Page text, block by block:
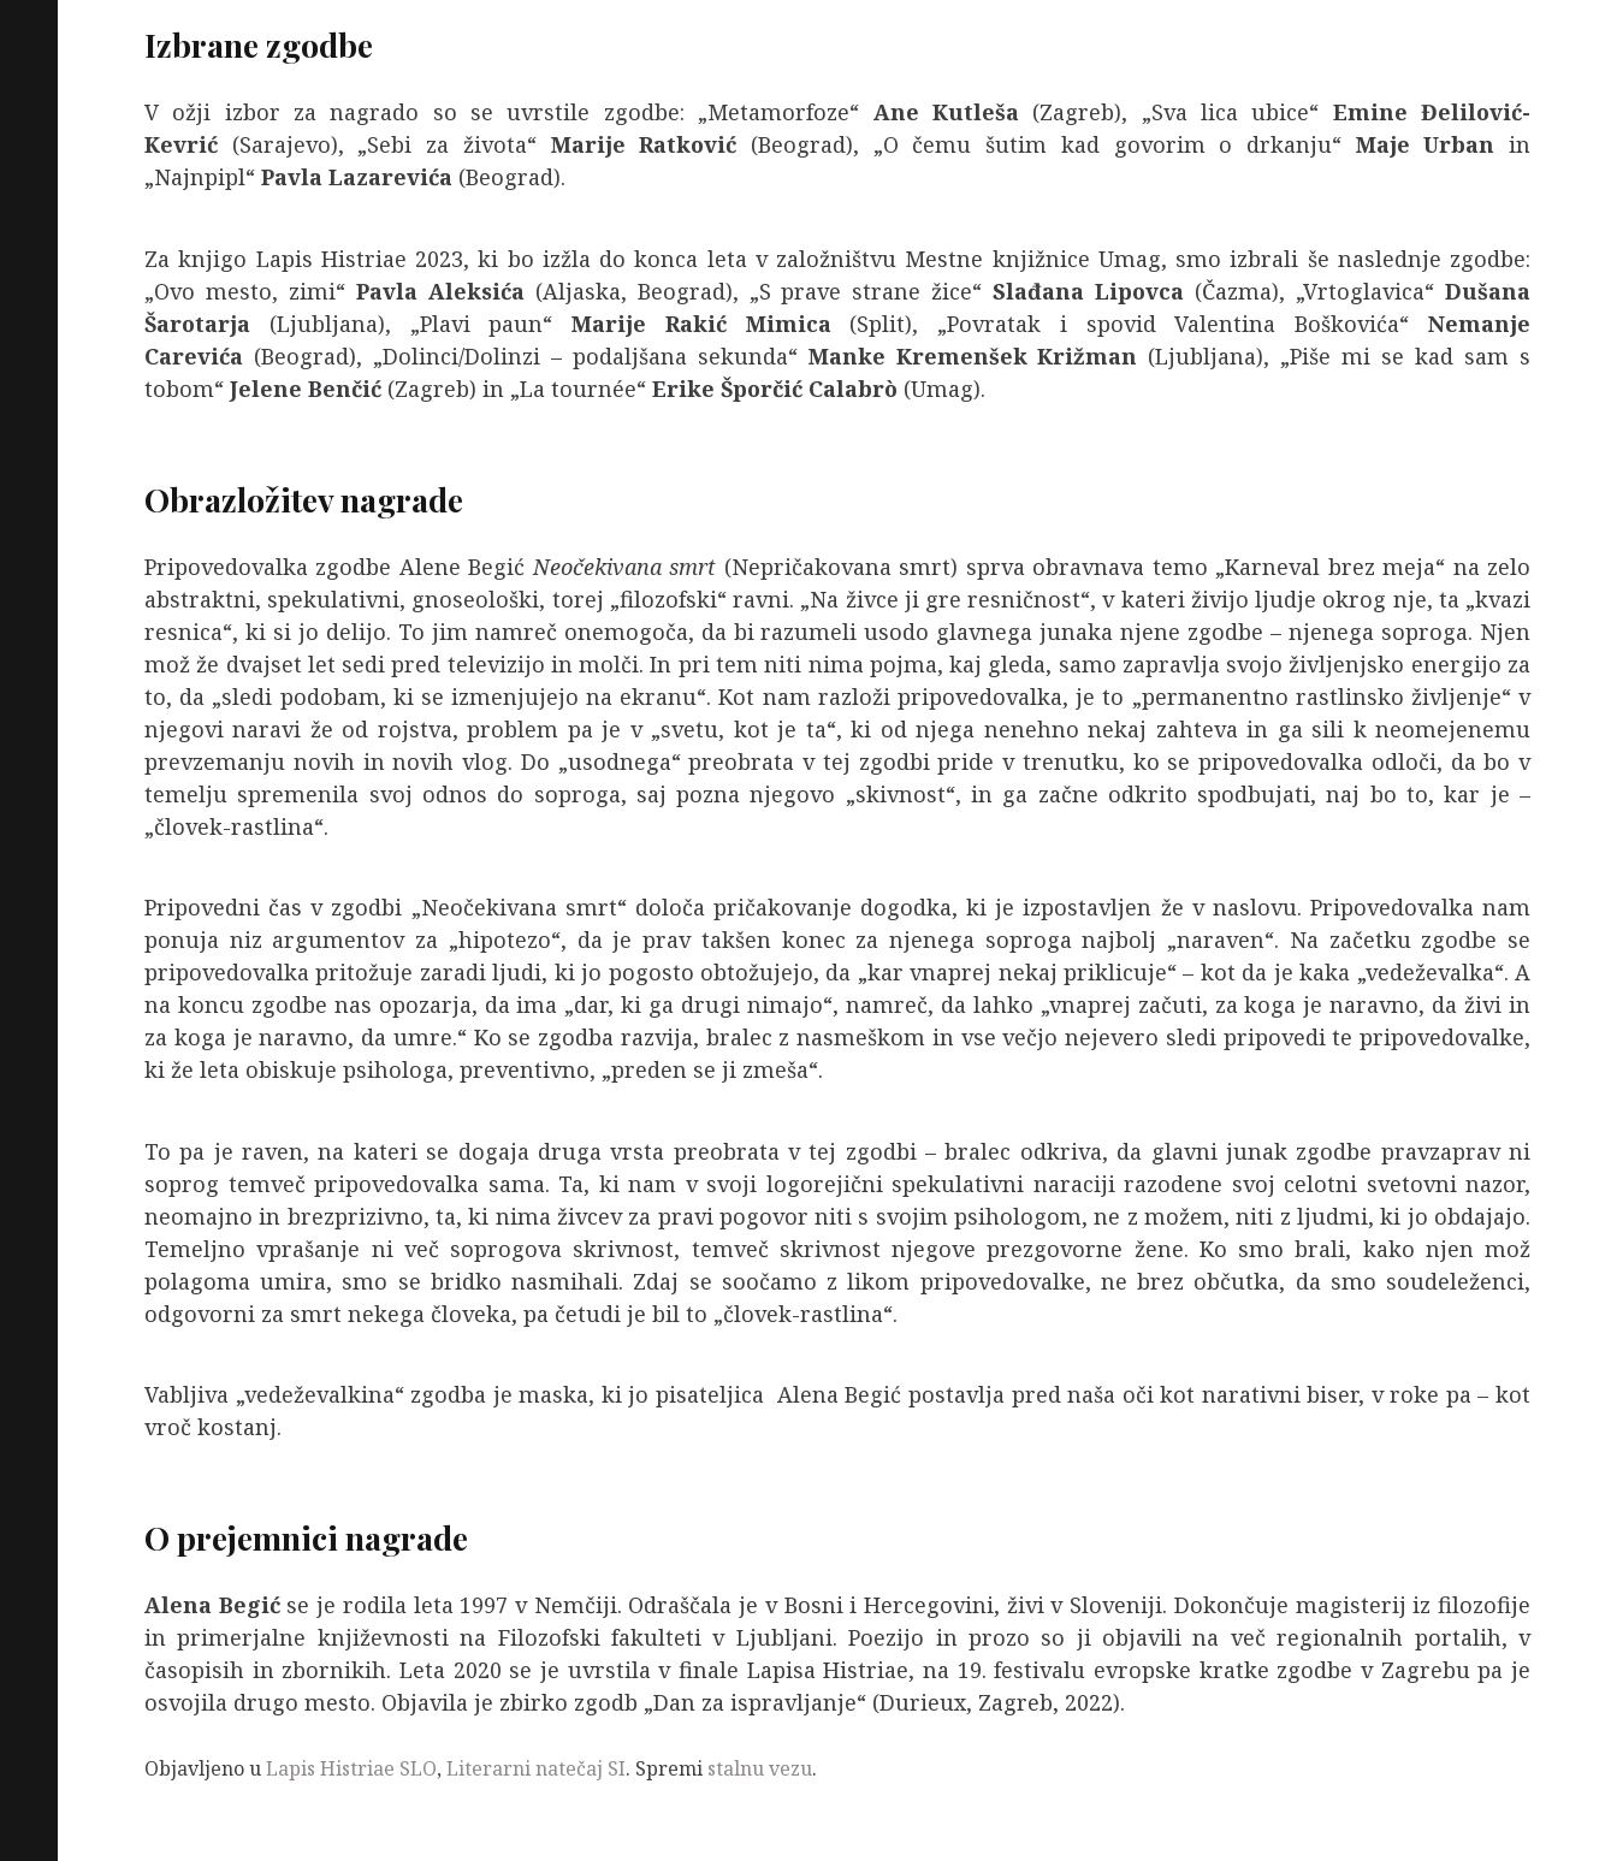
Izbrane zgodbe
V ožji izbor za nagrado so se uvrstile zgodbe: „Metamorfoze“ Ane Kutleša (Zagreb), „Sva lica ubice“ Emine Đelilović-
Kevrić (Sarajevo), „Sebi za života“ Marije Ratković (Beograd), „O čemu šutim kad govorim o drkanju“ Maje Urban in
„Najnpipl“ Pavla Lazarevića (Beograd).
Za knjigo Lapis Histriae 2023, ki bo izžla do konca leta v založništvu Mestne knjižnice Umag, smo izbrali še naslednje zgodbe:
„Ovo mesto, zimi“ Pavla Aleksića (Aljaska, Beograd), „S prave strane žice“Slađana Lipovca (Čazma), „Vrtoglavica“Dušana
Šarotarja (Ljubljana), „Plavi paun“Marije Rakić Mimica (Split), „Povratak i spovid Valentina Boškovića“Nemanje
Carevića (Beograd), „Dolinci/Dolinzi – podaljšana sekunda“ Manke Kremenšek Križman (Ljubljana), „Piše mi se kad sam s
tobom“ Jelene Benčić (Zagreb) in „La tournée“ Erike Šporčić Calabrò (Umag).
Obrazložitev nagrade
Pripovedovalka zgodbe Alene Begić Neočekivana smrt (Nepričakovana smrt) sprva obravnava temo „Karneval brez meja“ na zelo
abstraktni, spekulativni, gnoseološki, torej „filozofski“ ravni. „Na živce ji gre resničnost“, v kateri živijo ljudje okrog nje, ta „kvazi
resnica“, ki si jo delijo. To jim namreč onemogoča, da bi razumeli usodo glavnega junaka njene zgodbe – njenega soproga. Njen
mož že dvajset let sedi pred televizijo in molči. In pri tem niti nima pojma, kaj gleda, samo zapravlja svojo življenjsko energijo za
to, da „sledi podobam, ki se izmenjujejo na ekranu“. Kot nam razloži pripovedovalka, je to „permanentno rastlinsko življenje“ v
njegovi naravi že od rojstva, problem pa je v „svetu, kot je ta“, ki od njega nenehno nekaj zahteva in ga sili k neomejenemu
prevzemanju novih in novih vlog. Do „usodnega“ preobrata v tej zgodbi pride v trenutku, ko se pripovedovalka odloči, da bo v
temelju spremenila svoj odnos do soproga, saj pozna njegovo „skivnost“, in ga začne odkrito spodbujati, naj bo to, kar je –
„človek-rastlina“.
Pripovedni čas v zgodbi „Neočekivana smrt“ določa pričakovanje dogodka, ki je izpostavljen že v naslovu. Pripovedovalka nam
ponuja niz argumentov za „hipotezo“, da je prav takšen konec za njenega soproga najbolj „naraven“. Na začetku zgodbe se
pripovedovalka pritožuje zaradi ljudi, ki jo pogosto obtožujejo, da „kar vnaprej nekaj priklicuje“ – kot da je kaka „vedeževalka“. A
na koncu zgodbe nas opozarja, da ima „dar, ki ga drugi nimajo“, namreč, da lahko „vnaprej začuti, za koga je naravno, da živi in
za koga je naravno, da umre.“ Ko se zgodba razvija, bralec z nasmeškom in vse večjo nejevero sledi pripovedi te pripovedovalke,
ki že leta obiskuje psihologa, preventivno, „preden se ji zmeša“.
To pa je raven, na kateri se dogaja druga vrsta preobrata v tej zgodbi – bralec odkriva, da glavni junak zgodbe pravzaprav ni
soprog temveč pripovedovalka sama. Ta, ki nam v svoji logorejični spekulativni naraciji razodene svoj celotni svetovni nazor,
neomajno in brezprizivno, ta, ki nima živcev za pravi pogovor niti s svojim psihologom, ne z možem, niti z ljudmi, ki jo obdajajo.
Temeljno vprašanje ni več soprogova skrivnost, temveč skrivnost njegove prezgovorne žene. Ko smo brali, kako njen mož
polagoma umira, smo se bridko nasmihali. Zdaj se soočamo z likom pripovedovalke, ne brez občutka, da smo soudeleženci,
odgovorni za smrt nekega človeka, pa četudi je bil to „človek-rastlina“.
Vabljiva „vedeževalkina“ zgodba je maska, ki jo pisateljica Alena Begić postavlja pred naša oči kot narativni biser, v roke pa – kot
vroč kostanj.
O prejemnici nagrade
Alena Begić se je rodila leta 1997 v Nemčiji. Odraščala je v Bosni i Hercegovini, živi v Sloveniji. Dokončuje magisterij iz filozofije
in primerjalne književnosti na Filozofski fakulteti v Ljubljani. Poezijo in prozo so ji objavili na več regionalnih portalih, v
časopisih in zbornikih. Leta 2020 se je uvrstila v finale Lapisa Histriae, na 19. festivalu evropske kratke zgodbe v Zagrebu pa je
osvojila drugo mesto. Objavila je zbirko zgodb „Dan za ispravljanje“ (Durieux, Zagreb, 2022).
Objavljeno uLapis Histriae SLO, Literarni natečaj SI. Spremi stalnu vezu.